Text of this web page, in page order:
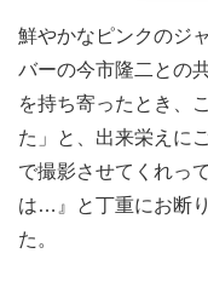
鮮やかなピンクのジ
バーの今市隆二との
を持ち寄ったとき、
た」と、出来栄えに
で撮影させてくれっ
は…』と丁重にお断
た。